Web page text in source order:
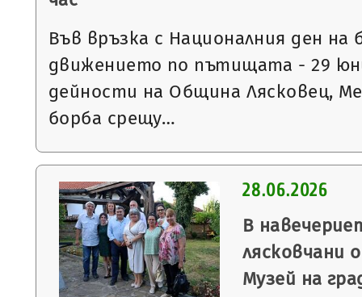
Във връзка с Националния ден на
движението по пътищата - 29
дейности на Община Лясковец,
борба срещу…
28.06.2026
В
лясковчани
Музей на